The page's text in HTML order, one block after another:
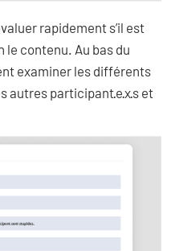
rapidement s’il est
le contenu. Au bas du
examiner les différents
participant·e·x·s et